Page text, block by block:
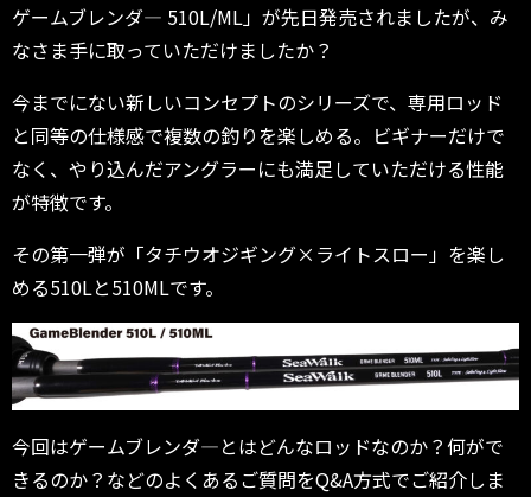
ゲームブレンダ― 510L/ML」が先日発売されましたが、み
なさま手に取っていただけましたか？
今までにない新しいコンセプトのシリーズで、専用ロッド
と同等の仕様感で複数の釣りを楽しめる。ビギナーだけで
なく、やり込んだアングラーにも満足していただける性能
が特徴です。
その第一弾が「タチウオジギング×ライトスロー」を楽し
める510Lと510MLです。
今回はゲームブレンダ―とはどんなロッドなのか？何がで
きるのか？などのよくあるご質問をQ&A方式でご紹介しま